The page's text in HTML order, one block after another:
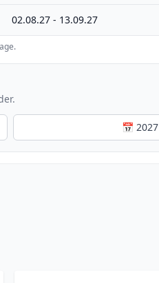
02.08.27 - 13.09.27
📅 2027